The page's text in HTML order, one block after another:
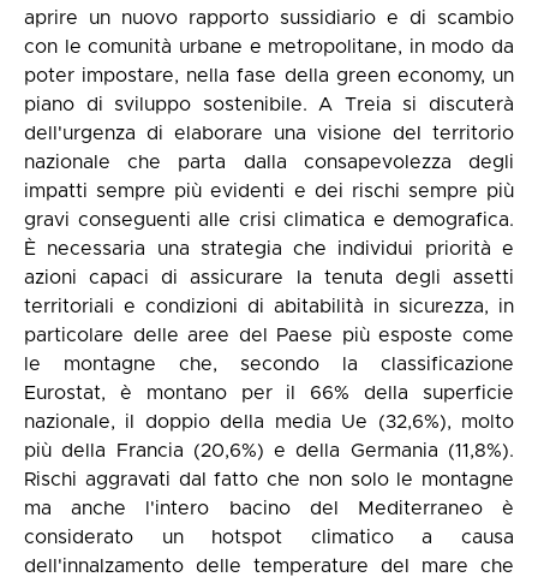
aprire un nuovo rapporto sussidiario e di scambio
con le comunità urbane e metropolitane, in modo da
poter impostare, nella fase della green economy, un
piano di sviluppo sostenibile. A Treia si discuterà
dell'urgenza di elaborare una visione del territorio
nazionale che parta dalla consapevolezza degli
impatti sempre più evidenti e dei rischi sempre più
gravi conseguenti alle crisi climatica e demografica.
È necessaria una strategia che individui priorità e
azioni capaci di assicurare la tenuta degli assetti
territoriali e condizioni di abitabilità in sicurezza, in
particolare delle aree del Paese più esposte come
le montagne che, secondo la classificazione
Eurostat, è montano per il 66% della superficie
nazionale, il doppio della media Ue (32,6%), molto
più della Francia (20,6%) e della Germania (11,8%).
Rischi aggravati dal fatto che non solo le montagne
ma anche l'intero bacino del Mediterraneo è
considerato un hotspot climatico a causa
dell'innalzamento delle temperature del mare che